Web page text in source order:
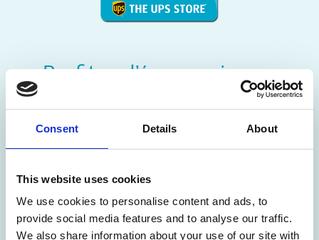
Consent Details About
This website uses cookies
We use cookies to personalise content and ads, to
provide social media features and to analyse our traffic.
We also share information about your use of our site with
Profitez d’économies en
magasin avec votre carte
OBTENEZ PLUS
Pour un propriétaire de petite entreprise, il est parfois